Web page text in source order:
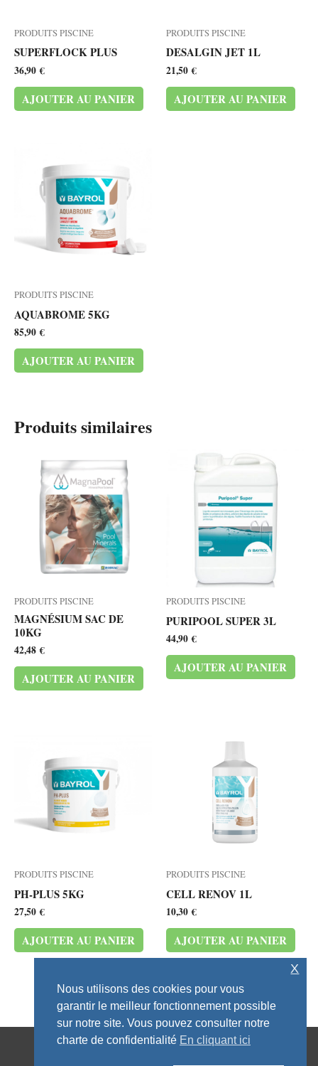
PRODUITS PISCINE
SUPERFLOCK PLUS
36,90€
AJOUTER AU PANIER
PRODUITS PISCINE
DESALGIN JET 1L
21,50€
AJOUTER AU PANIER
PRODUITS PISCINE
AQUABROME 5KG
85,90€
AJOUTER AU PANIER
Produits similaires
PRODUITS PISCINE
MAGNÉSIUM SAC DE
10KG
42,48€
AJOUTER AU PANIER
PRODUITS PISCINE
PURIPOOL SUPER 3L
44,90€
AJOUTER AU PANIER
PRODUITS PISCINE
PH-PLUS 5KG
27,50€
AJOUTER AU PANIER
PRODUITS PISCINE
CELL RENOV 1L
10,30€
AJOUTER AU PANIER
Nous utilisons des cookies pour vous
garantir le meilleur fonctionnement possible
sur notre site. Vous pouvez consulter notre
charte de confidentialité En cliquant ici
X